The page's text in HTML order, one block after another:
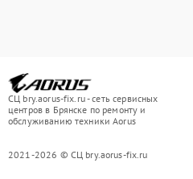
СЦ bry.aorus-fix.ru - сеть сервисных
центров в Брянске по ремонту и
обслуживанию техники Aorus
2021-2026 © СЦ bry.aorus-fix.ru